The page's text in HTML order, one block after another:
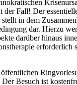
der Fall! Der
in dem
dar. Hierzu
darüber hinaus
erforderlich
Der Besuch ist